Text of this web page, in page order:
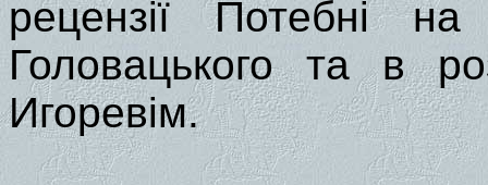
рецензії Потебні на
Головацького та в
Игоревім.